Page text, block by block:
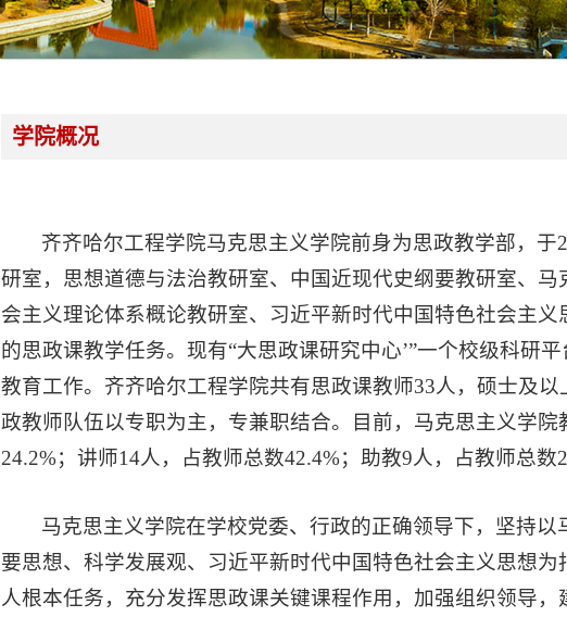
学院概况
齐齐哈尔工程学院马克思主义学院前身为思政教学部，
研室，思想道德与法治教研室、中国近现代史纲要教研室、
会主义理论体系概论教研室、习近平新时代中国特色社会主
的思政课教学任务。现有“大思政课研究中心’”一个校级科研
教育工作。齐齐哈尔工程学院共有思政课教师33人，硕士及
政教师队伍以专职为主，专兼职结合。目前，马克思主义学
24.2%；讲师14人，占教师总数42.4%；助教9人，占教师总数
马克思主义学院在学校党委、行政的正确领导下，坚持
要思想、科学发展观、习近平新时代中国特色社会主义思想
人根本任务，充分发挥思政课关键课程作用，加强组织领导，